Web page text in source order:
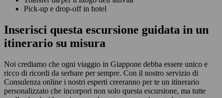
Pick-up e drop-off in hotel
Inserisci questa escursione guidata in un
itinerario su misura
Noi crediamo che ogni viaggio in Giappone debba essere unico e
ricco di ricordi da serbare per sempre. Con il nostro servizio di
Consulenza online i nostri esperti creeranno per te un itinerario
personalizzato che incorpori non solo questa escursione, ma tutte